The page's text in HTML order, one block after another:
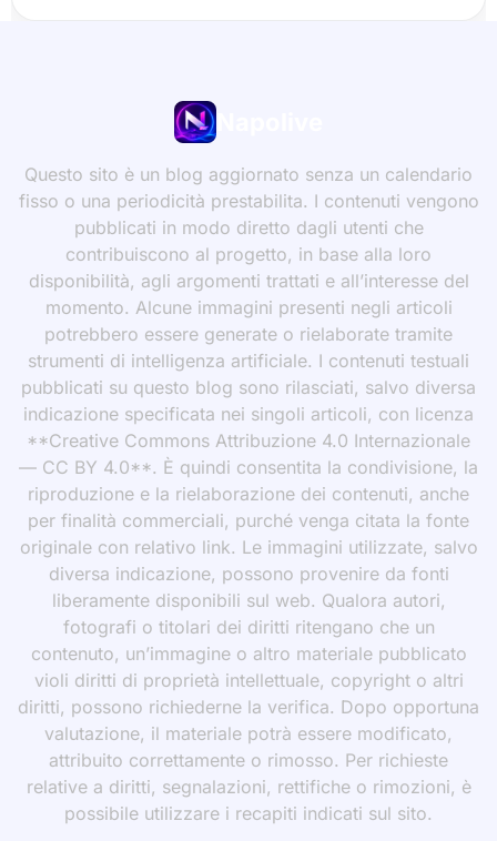
Questo sito è un blog aggiornato senza un calendario
fisso o una periodicità prestabilita. I contenuti vengono
pubblicati in modo diretto dagli utenti che
contribuiscono al progetto, in base alla loro
disponibilità, agli argomenti trattati e all’interesse del
momento. Alcune immagini presenti negli articoli
potrebbero essere generate o rielaborate tramite
strumenti di intelligenza artificiale. I contenuti testuali
pubblicati su questo blog sono rilasciati, salvo diversa
indicazione specificata nei singoli articoli, con licenza
**Creative Commons Attribuzione 4.0 Internazionale
— CC BY 4.0**. È quindi consentita la condivisione, la
riproduzione e la rielaborazione dei contenuti, anche
per finalità commerciali, purché venga citata la fonte
originale con relativo link. Le immagini utilizzate, salvo
diversa indicazione, possono provenire da fonti
liberamente disponibili sul web. Qualora autori,
fotografi o titolari dei diritti ritengano che un
contenuto, un’immagine o altro materiale pubblicato
violi diritti di proprietà intellettuale, copyright o altri
diritti, possono richiederne la verifica. Dopo opportuna
valutazione, il materiale potrà essere modificato,
attribuito correttamente o rimosso. Per richieste
relative a diritti, segnalazioni, rettifiche o rimozioni, è
possibile utilizzare i recapiti indicati sul sito.